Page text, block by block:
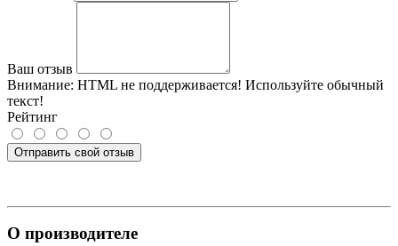
Ваш отзыв
Внимание: HTML не поддерживается! Используйте обычный
текст!
Рейтинг
Отправить свой отзыв
О производителе